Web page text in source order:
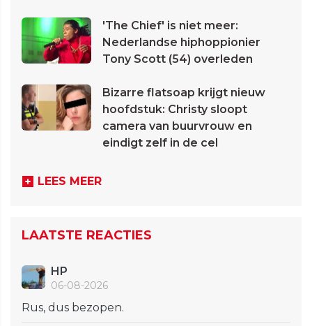
'The Chief' is niet meer:
Nederlandse hiphoppionier
Tony Scott (54) overleden
Bizarre flatsoap krijgt nieuw
hoofdstuk: Christy sloopt
camera van buurvrouw en
eindigt zelf in de cel
LEES MEER
LAATSTE REACTIES
HP
06-08-2026
Rus, dus bezopen.